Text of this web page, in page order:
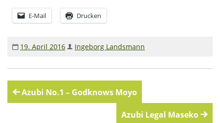
E-Mail Drucken
19. April 2016 Ingeborg Landsmann
Beitragsnavigation
Azubi No.1 – Godknows Moyo
Azubi Legal Maseko